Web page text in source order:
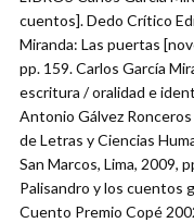
cuentos]. Dedo Crítico
Miranda: Las puertas
pp. 159. Carlos García
escritura / oralidad e
Antonio Gálvez
de Letras y Ciencias
San Marcos, Lima, 2009,
Palisandro y los cuentos
Cuento Premio Copé